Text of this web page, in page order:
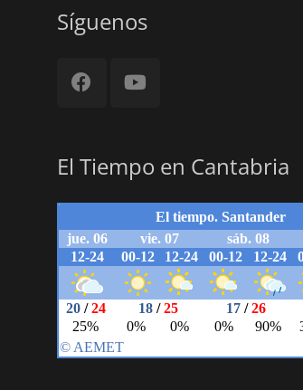
Síguenos
El Tiempo en Cantabria